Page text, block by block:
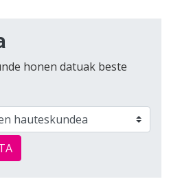
honen datuak beste